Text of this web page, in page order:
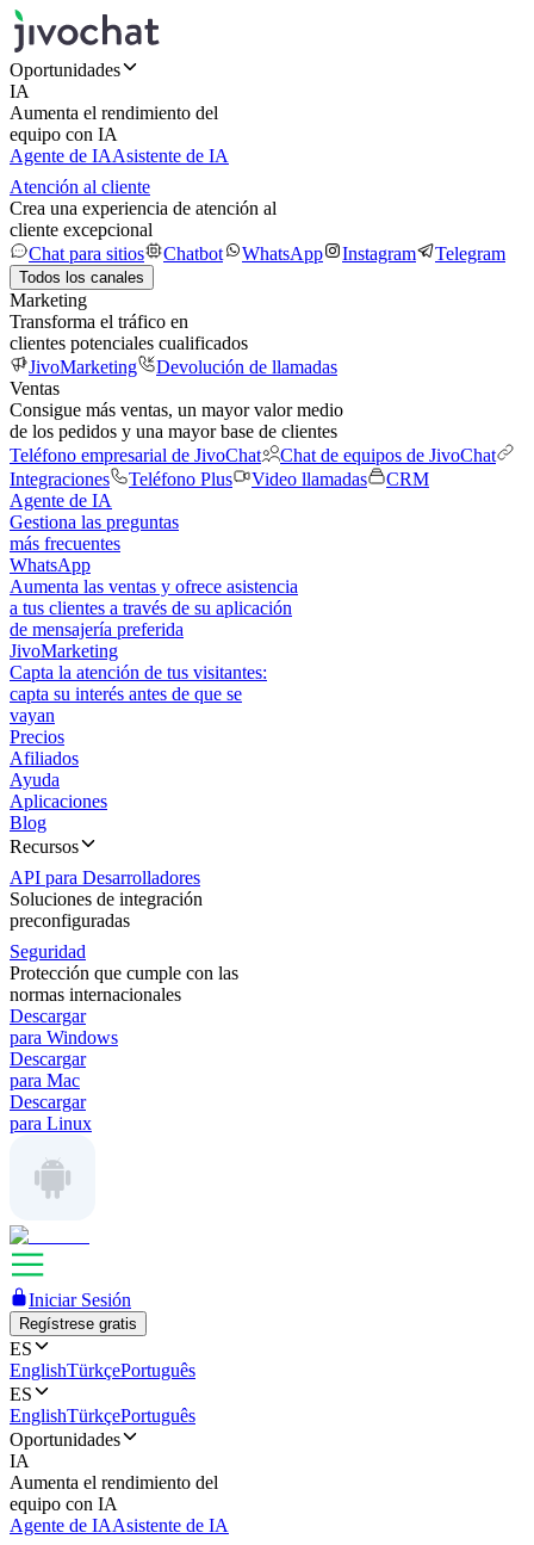
Oportunidades
IA
Aumenta el rendimiento del
equipo con IA
Agente de IAAsistente de IA
Atención al cliente
Crea una experiencia de atención al
cliente excepcional
Chat para sitios
Chatbot WhatsApp Instagram Telegram
Todos los canales
Marketing
Transforma el tráfico en
clientes potenciales cualificados
JivoMarketing
Devolución de llamadas
Ventas
Consigue más ventas, un mayor valor medio
de los pedidos y una mayor base de clientes
Teléfono empresarial de JivoChat
Chat de equipos de JivoChat
Integraciones
Teléfono Plus Video llamadas
CRM
Agente de IA
Gestiona las preguntas
más frecuentes
WhatsApp
Aumenta las ventas y ofrece asistencia
a tus clientes a través de su aplicación
de mensajería preferida
JivoMarketing
Capta la atención de tus visitantes:
capta su interés antes de que se
vayan
Precios
Afiliados
Ayuda
Aplicaciones
Blog
Recursos
API para Desarrolladores
Soluciones de integración
preconfiguradas
Seguridad
Protección que cumple con las
normas internacionales
Descargar
para Windows
Descargar
para Mac
Descargar
para Linux
Iniciar Sesión
Regístrese gratis
ES
EnglishTürkçePortuguês
ES
EnglishTürkçePortuguês
Oportunidades
IA
Aumenta el rendimiento del
equipo con IA
Agente de IAAsistente de IA